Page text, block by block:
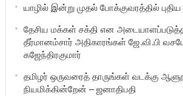
யாழில் இன்று முதல் போக்குவரத்தில்
தேசிய மக்கள் சக்தி என
தீர்மானம்சார் அதிகாரங்கள் ஜே.வி.பி
கஜேந்திரகுமார்
தமிழர் ஒருவரைத் தாருங்கள் வடக்கு
நியமிக்கின்றேன் – ஜனாதிபதி